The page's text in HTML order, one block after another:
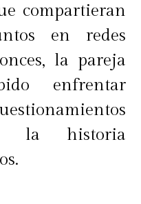
compartieran
en redes
la pareja
enfrentar
la historia